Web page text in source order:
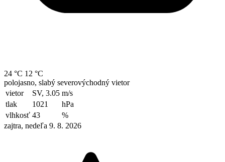
24 °C 12 °C
polojasno, slabý severovýchodný vietor
vietor
SV, 3.05 m/s
tlak
1021
hPa
vlhkosť 43
%
zajtra, nedeľa 9. 8. 2026